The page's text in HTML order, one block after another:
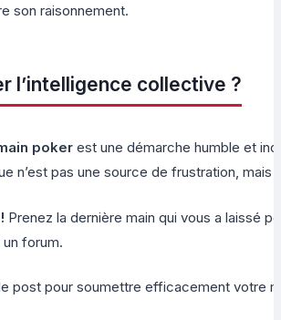
son raisonnement.
l’intelligence collective ?
poker est une démarche humble et
n’est pas une source de frustration, mais
Prenez la dernière main qui vous a laissé
forum.
post pour soumettre efficacement votre